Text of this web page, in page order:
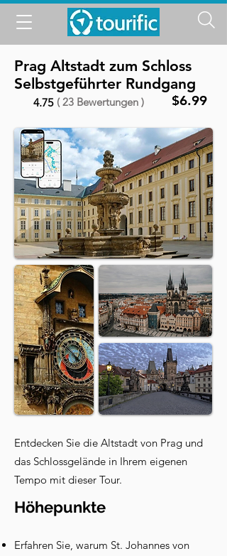
Prag Altstadt zum Schloss
Selbstgeführter Rundgang
4.75 ( 23 Bewertungen ) $6.99
Entdecken Sie die Altstadt von Prag und
das Schlossgelände in Ihrem eigenen
Tempo mit dieser Tour.
Höhepunkte
Erfahren Sie, warum St. Johannes von